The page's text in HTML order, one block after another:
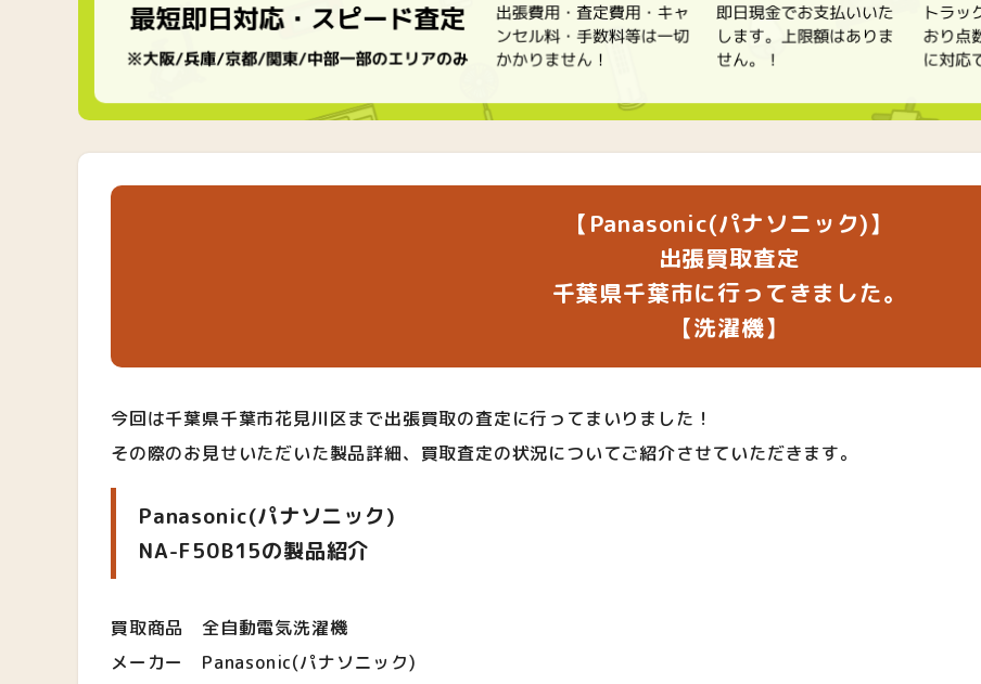
【Panasonic(パナソニック)】
出張買取査定
千葉県千葉市に行ってきました。
【洗濯機】
今回は千葉県千葉市花見川区まで出張買取の査定に行ってまいりました！
その際のお見せいただいた製品詳細、買取査定の状況についてご紹介させていただきます。
Panasonic(パナソニック)
NA-F50B15の製品紹介
買取商品 全自動電気洗濯機
メーカー Panasonic(パナソニック)